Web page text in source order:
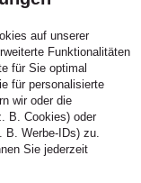
auf unserer
Funktionalitäten
für Sie optimal
für personalisierte
wir oder die
B. Cookies) oder
B. Werbe-IDs) zu.
Sie jederzeit